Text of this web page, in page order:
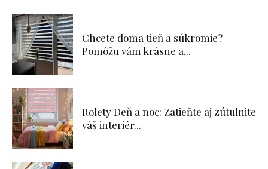
Chcete doma tieň a súkromie?
Pomôžu vám krásne a...
Rolety Deň a noc: Zatieňte aj zútulnite
váš interiér...